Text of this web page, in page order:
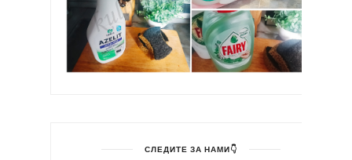
СЛЕДИТЕ ЗА НАМИ👇